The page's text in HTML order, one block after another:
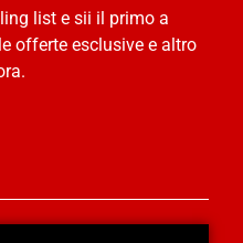
list e sii il primo a
offerte esclusive e altro